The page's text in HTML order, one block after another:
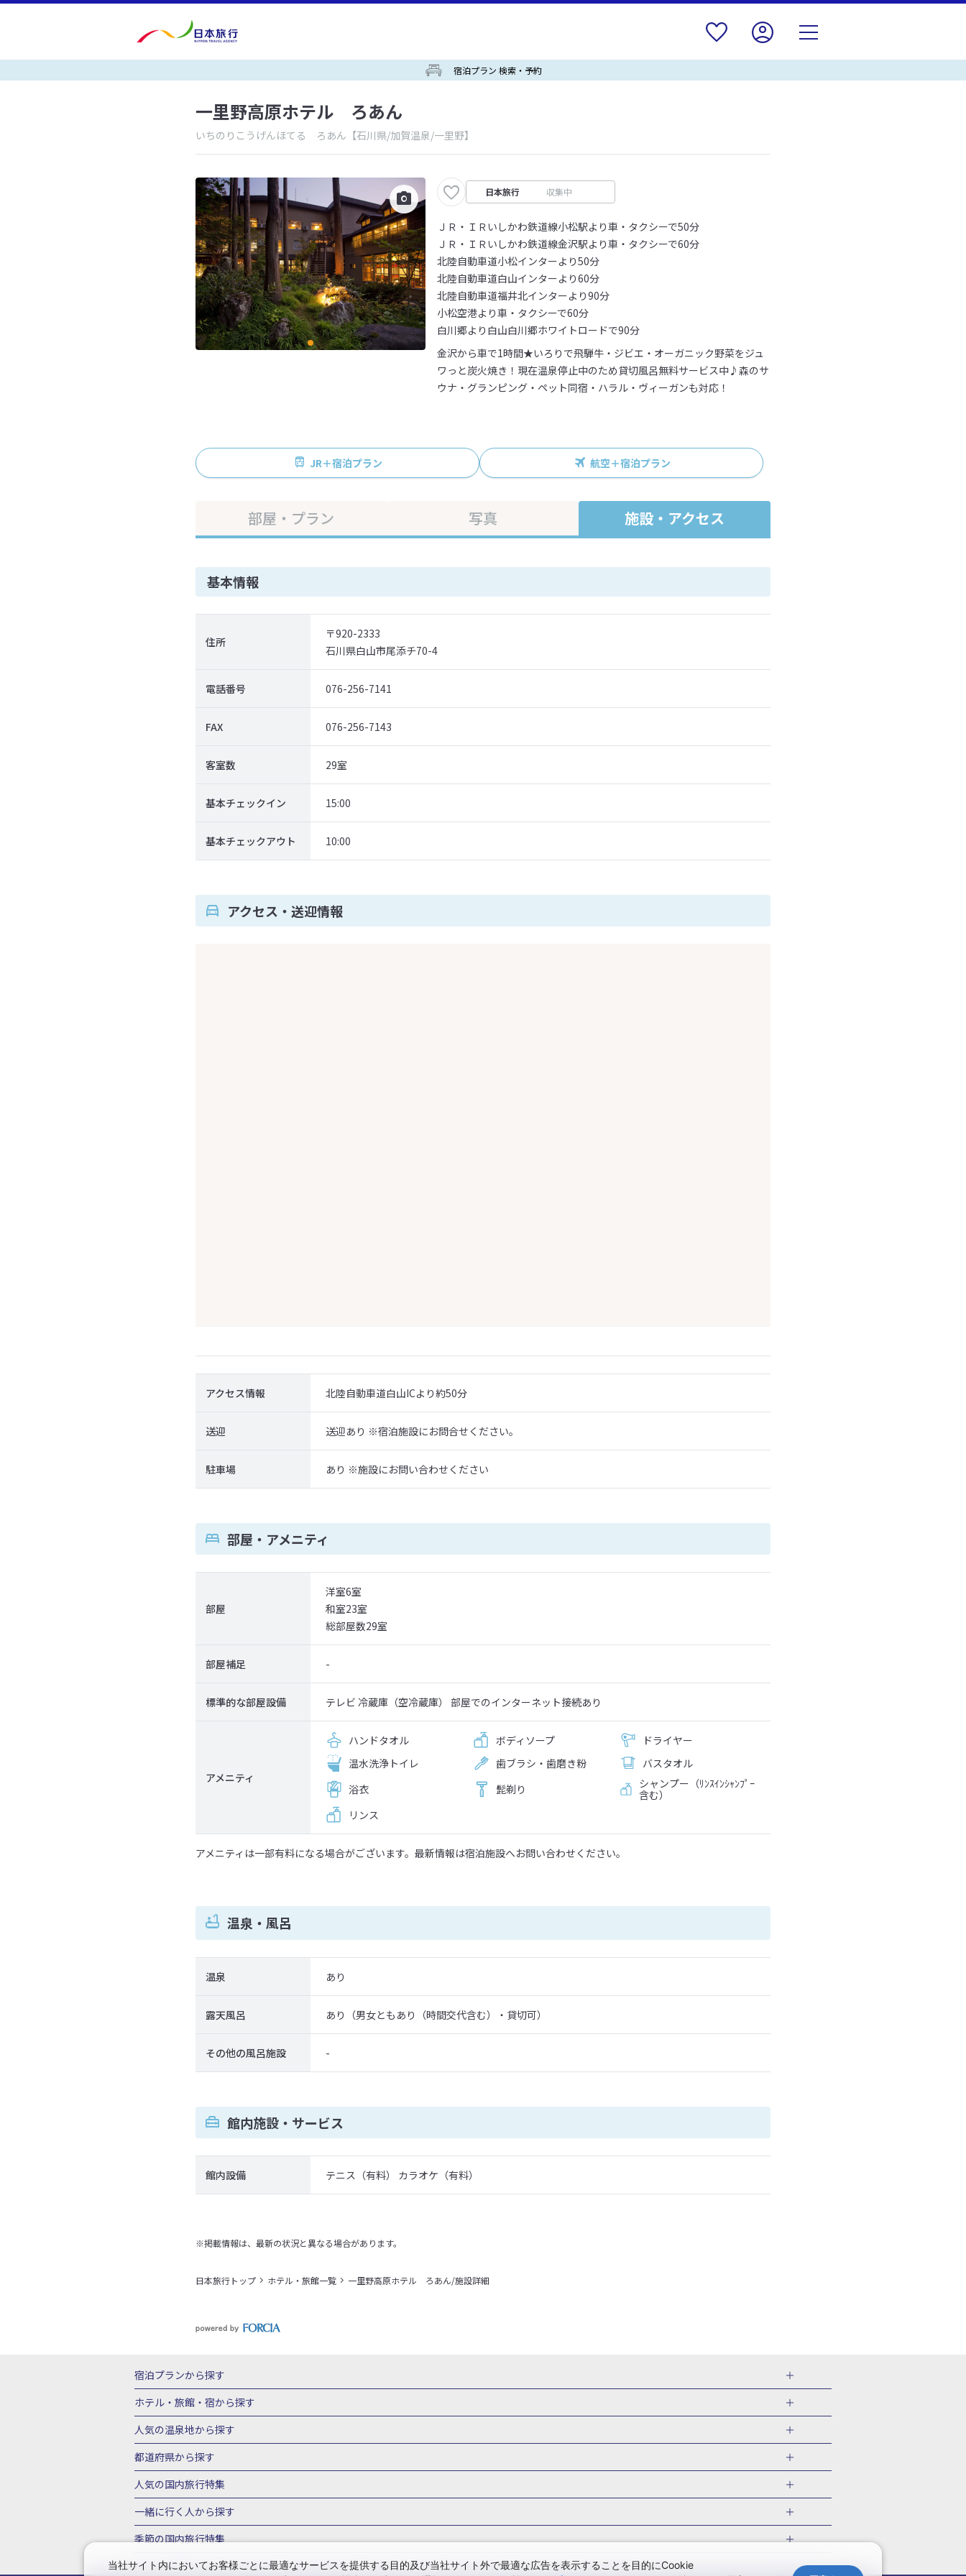
宿泊プラン 検索・予約
一里野高原ホテル ろあん
いちのりこうげんほてる ろあん 【石川県/加賀温泉/一里野】
日本旅行 収集中
ＪＲ・ＩＲいしかわ鉄道線小松駅より車・タクシーで50分
ＪＲ・ＩＲいしかわ鉄道線金沢駅より車・タクシーで60分
北陸自動車道小松インターより50分
北陸自動車道白山インターより60分
北陸自動車道福井北インターより90分
小松空港より車・タクシーで60分
白川郷より白山白川郷ホワイトロードで90分
金沢から車で1時間★いろりで飛騨牛・ジビエ・オーガニック野菜をジュ
ワっと炭火焼き！現在温泉停止中のため貸切風呂無料サービス中♪森のサ
ウナ・グランピング・ペット同宿・ハラル・ヴィーガンも対応！
JR＋宿泊プラン 航空＋宿泊プラン
部屋・プラン 写真 施設・アクセス
基本情報
住所
〒920-2333
石川県白山市尾添チ70-4
電話番号 076-256-7141
FAX 076-256-7143
客室数 29室
基本チェックイン 15:00
基本チェックアウト 10:00
アクセス・送迎情報
アクセス情報 北陸自動車道白山ICより約50分
送迎 送迎あり ※宿泊施設にお問合せください。
駐車場 あり ※施設にお問い合わせください
部屋・アメニティ
部屋
洋室6室
和室23室
総部屋数29室
部屋補足 -
標準的な部屋設備 テレビ 冷蔵庫（空冷蔵庫） 部屋でのインターネット接続あり
アメニティ
ハンドタオル ボディソープ
ドライヤー
温水洗浄トイレ
歯ブラシ・歯磨き粉
バスタオル
浴衣
髭剃り
シャンプー（ﾘﾝｽｲﾝｼｬﾝﾌﾟｰ
含む）
リンス
アメニティは一部有料になる場合がございます。最新情報は宿泊施設へお問い合わせください。
温泉・風呂
温泉 あり
露天風呂 あり（男女ともあり（時間交代含む）・貸切可）
その他の風呂施設 -
館内施設・サービス
館内設備 テニス（有料） カラオケ（有料）
※掲載情報は、最新の状況と異なる場合があります。
日本旅行トップ ホテル・旅館一覧 一里野高原ホテル ろあん/施設詳細
宿泊プランから探す
北海道
東北 青森県
栃木県
群馬県 北陸 富山県 石川県 福井県 甲信越 山梨県 新潟県 長野県 東海 静岡県 岐阜県
愛知県
三重県
近畿 滋賀県 京都府 大阪府 兵庫県 奈良県 和歌山県 四国 徳島県 高知県 香川県 愛媛県
中国
岡山県
広島県
ホテル・旅館・宿から探す
北海道ホテル・旅館
山形県ホテル・旅館
福島県ホテル・旅館 東京都ホテル・旅館 神奈川県ホテル・旅館
埼玉県ホテル・旅館
千葉県ホテル・旅館
茨城県ホテル・旅館 栃木県ホテル・旅館 群馬県ホテル・旅館
富山県ホテル・旅館
石川県ホテル・旅館
静岡県ホテル・旅館
京都府ホテル・旅館
大阪府ホテル・旅館 兵庫県ホテル・旅館 奈良県ホテル・旅館
和歌山県ホテル・旅館
広島県ホテル・旅館
鳥取県ホテル・旅館 島根県ホテル・旅館 山口県ホテル・旅館 福岡県ホテル・旅館
人気の温泉地から探す
北海道
湯の川温泉(北海道)
川湯温泉(北海道)
層雲峡温泉(北海道) 知床温泉(北海道) 東北 花巻温泉(岩手) 蔵王温泉(山形)
かみのやま温泉(山形)
鳴子温泉(宮城)
秋保温泉(宮城) 飯坂温泉(福島) 北陸 和倉温泉(石川) 宇奈月温泉(富山) あわら温泉(福井)
関東
鬼怒川温泉(栃木)
川治温泉(栃木)
伊豆箱根
箱根湯本温泉(神奈川)
都道府県から探す
北海道旅行・ツアー
山形旅行・ツアー
福島旅行・ツアー 関東 東京旅行・ツアー 神奈川旅行・ツアー 埼玉旅行・ツアー
千葉旅行・ツアー
茨城旅行・ツアー
栃木旅行・ツアー 群馬旅行・ツアー 北陸 富山旅行・ツアー 石川旅行・ツアー
福井旅行・ツアー
甲信越
山梨旅行・ツアー 新潟旅行・ツアー 長野旅行・ツアー 東海 静岡旅行・ツアー
岐阜旅行・ツアー
愛知旅行・ツアー
三重旅行・ツアー 関西 滋賀旅行・ツアー 京都旅行・ツアー 大阪旅行・ツアー
兵庫旅行・ツアー
人気の国内旅行特集
東京ディズニーリゾート®への旅
一緒に行く人から探す
一人旅 国内版
家族・子連れ旅行 国内版
季節の国内旅行特集
桜・お花見特集
ゴールデンウィーク（GW）の国内旅行 夏休み・お盆の国内旅行 7月の国内旅行 8月の国内旅行
当社サイト内においてお客様ごとに最適なサービスを提供する目的及び当社サイト外で最適な広告を表示することを目的にCookie